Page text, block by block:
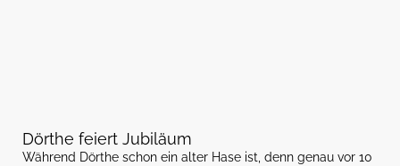
Dörthe feiert Jubiläum
Während Dörthe schon ein alter Hase ist, denn genau vor 10